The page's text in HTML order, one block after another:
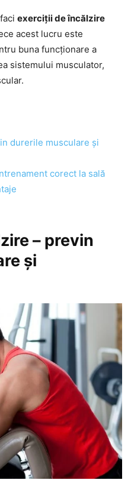
exerciții de încălzire
acest lucru este
buna funcționare a
sistemului musculator,
durerile musculare și
corect la sală
– previn
și